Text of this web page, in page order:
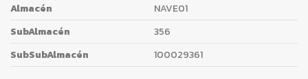
Almacén
NAVE01
SubAlmacén
356
SubSubAlmacén
100029361